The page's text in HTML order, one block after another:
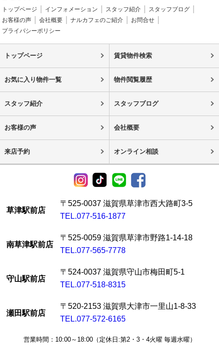
トップページ インフォメーション スタッフ紹介
スタッフブログ
お客様の声
会社概要 ナルカフェのご紹介
お問合せ
プライバシーポリシー
トップページ 賃貸物件検索
お気に入り物件一覧 物件閲覧履歴
スタッフ紹介 スタッフブログ
お客様の声 会社概要
来店予約 オンライン相談
草津駅前店
〒525-0037 滋賀県草津市西大路町3-5
TEL.077-516-1877
南草津駅前店
〒525-0059 滋賀県草津市野路1-14-18
TEL.077-565-7778
守山駅前店
〒524-0037 滋賀県守山市梅田町5-1
TEL.077-518-8315
瀬田駅前店
〒520-2153 滋賀県大津市一里山1-8-33
TEL.077-572-6165
営業時間：10:00～18:00（定休日:第2・3・4火曜 毎週水曜）